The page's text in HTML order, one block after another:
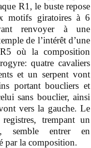
R1, le buste repose
motifs giratoires à 6
renvoyer à une
de l’intérêt d’une
où la composition
quatre cavaliers
et un serpent vont
portant boucliers et
sans bouclier, ainsi
vers la gauche. Le
trempant un
semble entrer en
par la composition.